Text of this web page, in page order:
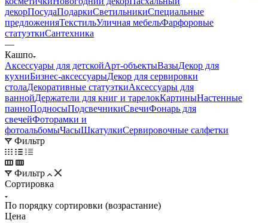
декорПосудаПодаркиСветильникиСпециальные
предложенияТекстильУличная мебельФарфоровые
статуэткиСантехника
—
Кашпо
Аксессуары для детскойАрт-объектыВазыДекор для
кухниБизнес-аксессуарыДекор для сервировки
столаДекоративные статуэткиАксессуары для
ваннойДержатели для книг и тарелокКартиныНастенные
панноПодносыПодсвечникиСвечиФонарь для
свечейФоторамки и
фотоальбомыЧасыШкатулкиСервировочные салфетки
Фильтр
Фильтр
Сортировка
По порядку сортировки (возрастание)
Цена